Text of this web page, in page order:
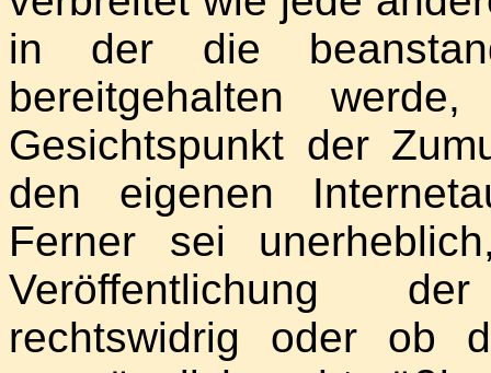
in der die
bereitgehalten
Gesichtspunkt der
den eigenen
Ferner sei
Veröffentlichung
rechtswidrig oder ob